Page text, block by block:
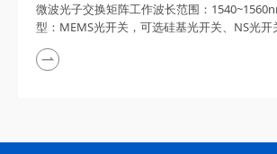
微波光子交换矩阵工作波长范围：
型：MEMS光开关，可选硅基光开关、NS光开